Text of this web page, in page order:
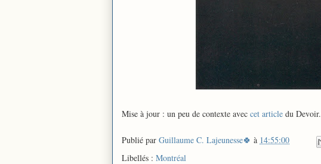
Mise à jour : un peu de contexte avec cet article du Devoir.
Publié par Guillaume C. Lajeunesse🍀 à 14:55:00
Libellés : Montréal